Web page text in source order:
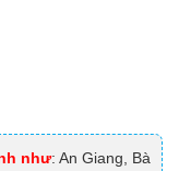
như: An Giang, Bà